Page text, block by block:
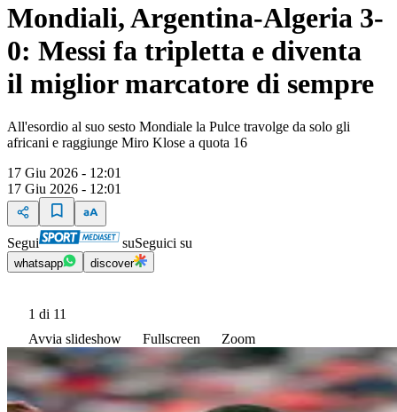
Mondiali, Argentina-Algeria 3-
0: Messi fa tripletta e diventa
il miglior marcatore di sempre
All'esordio al suo sesto Mondiale la Pulce travolge da solo gli
africani e raggiunge Miro Klose a quota 16
17 Giu 2026 - 12:01
17 Giu 2026 - 12:01
Segui suSeguici su
whatsapp discover
1 di 11
Avvia slideshow
Fullscreen Zoom